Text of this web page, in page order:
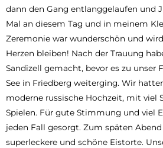
dann den Gang entlanggelaufen und
Mal an diesem Tag und in meinem
Zeremonie war wunderschön und
Herzen bleiben! Nach der Trauung
Sandizell gemacht, bevor es zu unser
See in Friedberg weiterging. Wir
moderne russische Hochzeit, mit viel
Spielen. Für gute Stimmung und viel
jeden Fall gesorgt. Zum späten
superleckere und schöne Eistorte.